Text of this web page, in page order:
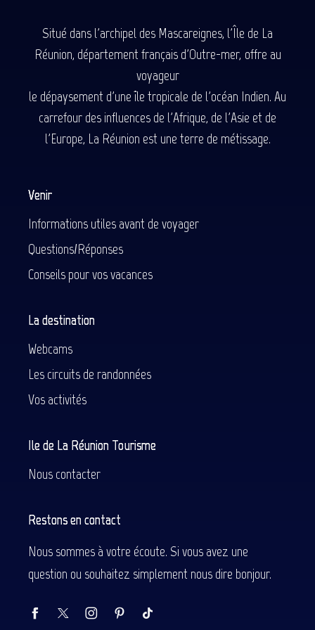
Situé dans l'archipel des Mascareignes, l'Île de La
Réunion, département français d'Outre-mer, offre au
voyageur
le dépaysement d'une île tropicale de l'océan Indien. Au
carrefour des influences de l'Afrique, de l'Asie et de
l'Europe, La Réunion est une terre de métissage.
Venir
Informations utiles avant de voyager
Questions/Réponses
Conseils pour vos vacances
La destination
Webcams
Les circuits de randonnées
Vos activités
Ile de La Réunion Tourisme
Nous contacter
Restons en contact
Nous sommes à votre écoute. Si vous avez une
question ou souhaitez simplement nous dire bonjour.